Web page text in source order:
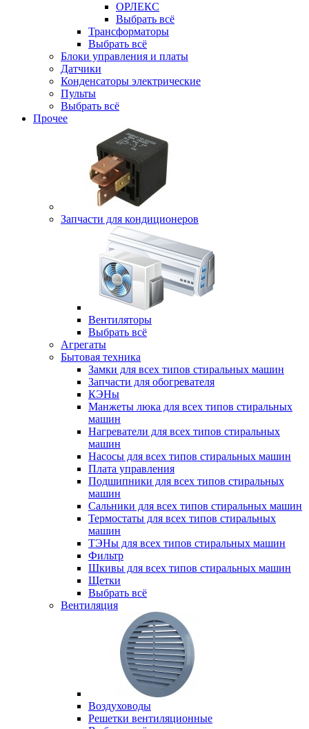
ОРЛЕКС
Выбрать всё
Трансформаторы
Выбрать всё
Блоки управления и платы
Датчики
Конденсаторы электрические
Пульты
Выбрать всё
Прочее
Запчасти для кондиционеров
Вентиляторы
Выбрать всё
Агрегаты
Бытовая техника
Замки для всех типов стиральных машин
Запчасти для обогревателя
КЭНы
Манжеты люка для всех типов стиральных
машин
Нагреватели для всех типов стиральных
машин
Насосы для всех типов стиральных машин
Плата управления
Подшипники для всех типов стиральных
машин
Сальники для всех типов стиральных машин
Термостаты для всех типов стиральных
машин
ТЭНы для всех типов стиральных машин
Фильтр
Шкивы для всех типов стиральных машин
Щетки
Выбрать всё
Вентиляция
Воздуховоды
Решетки вентиляционные